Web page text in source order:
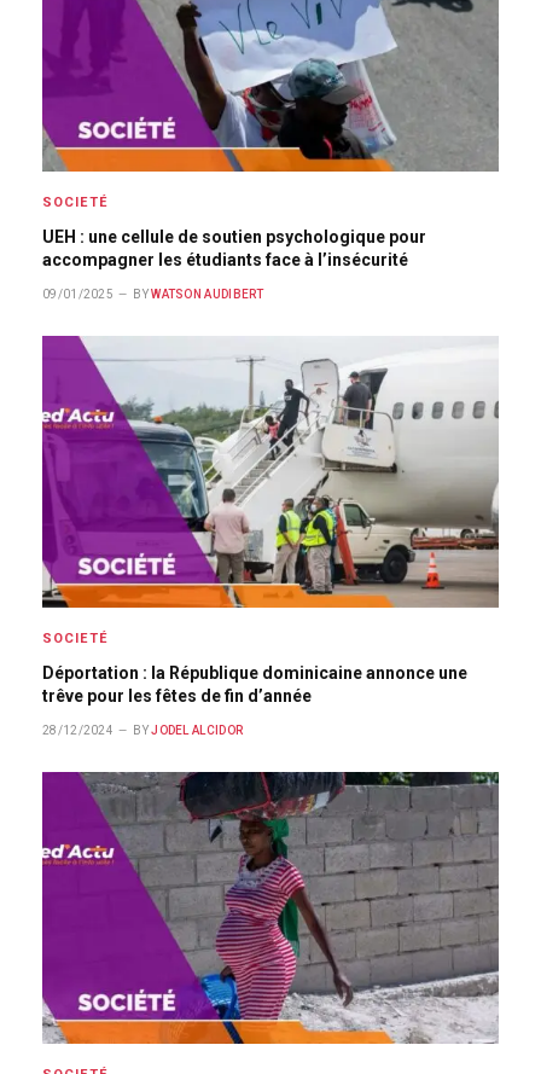
SOCIETÉ
UEH : une cellule de soutien psychologique pour
accompagner les étudiants face à l’insécurité
09/01/2025 BY WATSON AUDIBERT
SOCIETÉ
Déportation : la République dominicaine annonce une
trêve pour les fêtes de fin d’année
28/12/2024 BY JODEL ALCIDOR